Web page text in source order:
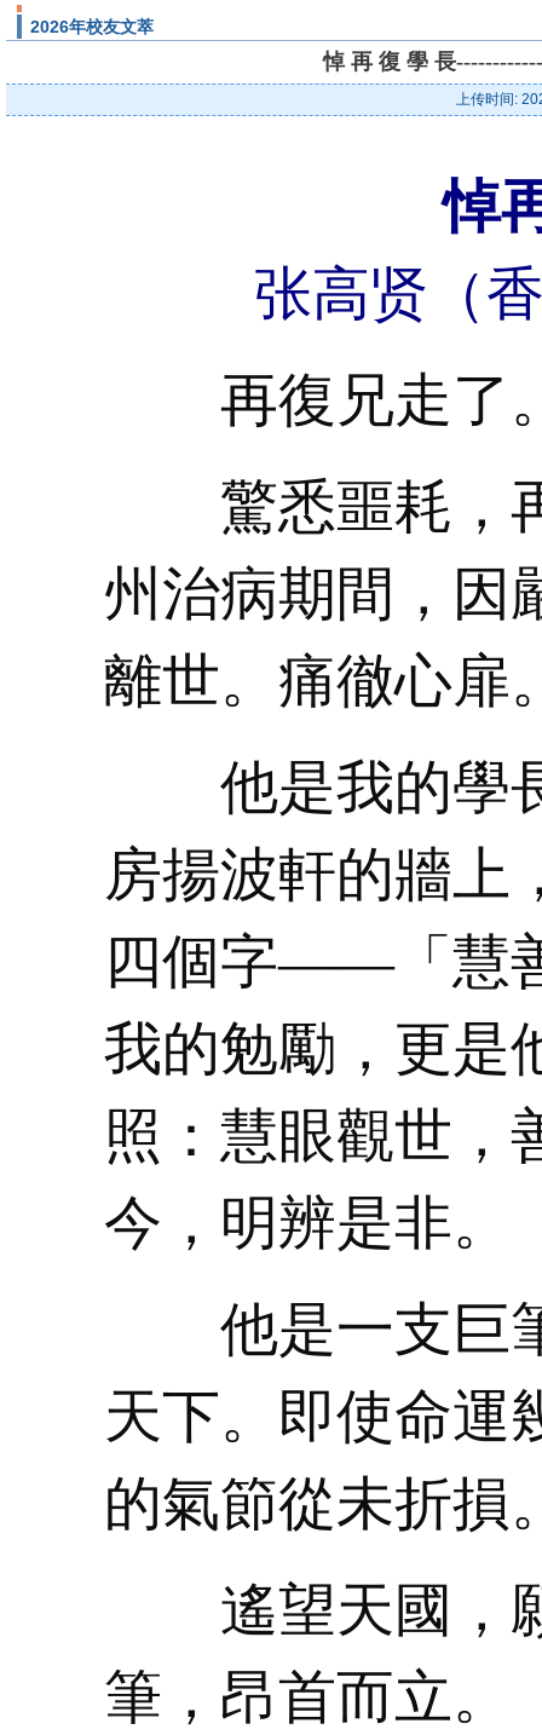
2026年校友文萃
悼 再 復 學 長
上传时间:
悼
张高贤（
再復兄走了
驚悉噩耗，再
州治病期間，因
離世。痛徹心扉
他是我的學長
房揚波軒的牆上
四個字——「慧
我的勉勵，更是
照：慧眼觀世，
今，明辨是非。
他是一支巨筆
天下。即使命運
的氣節從未折損
遙望天國，
筆，昂首而立。